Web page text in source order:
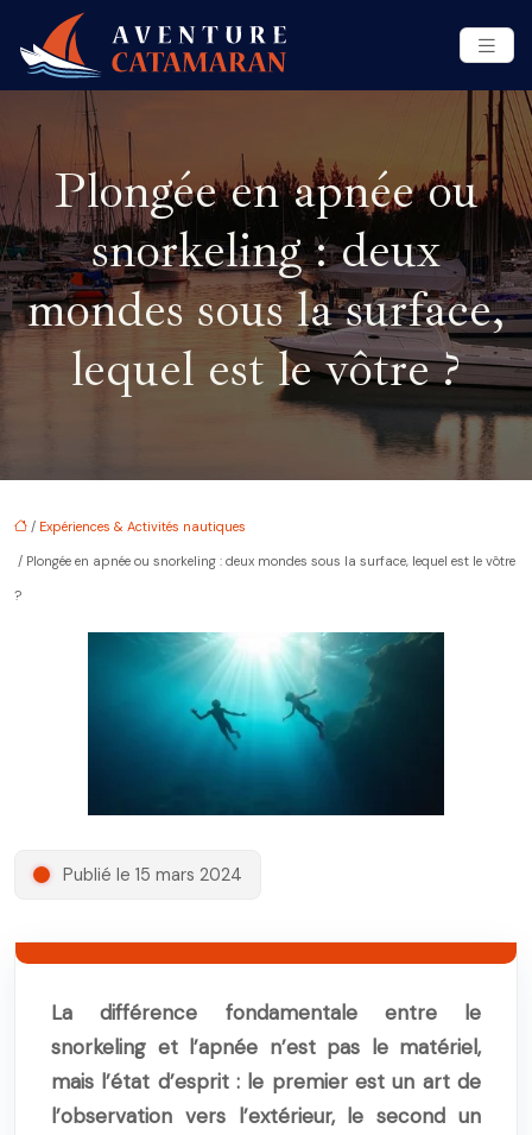
Plongée en apnée ou
snorkeling : deux
mondes sous la surface,
lequel est le vôtre ?
/ Expériences & Activités nautiques
/ Plongée en apnée ou snorkeling : deux mondes sous la surface, lequel est le vôtre
?
Publié le 15 mars 2024
La différence fondamentale entre le
snorkeling et l’apnée n’est pas le matériel,
mais l’état d’esprit : le premier est un art de
l’observation vers l’extérieur, le second un